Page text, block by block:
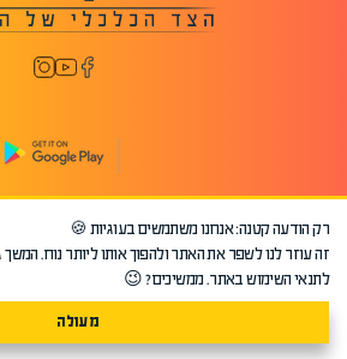
©2026 כל הזכויות שמורות לאפיק.
רק הודעה קטנה: אנחנו משתמשים בעוגיות 🍪
זה עוזר לנו לשפר את האתר ולהפוך אותו ליותר נוח.
לתנאי השימוש באתר. ממשיכים? 😉
מעולה